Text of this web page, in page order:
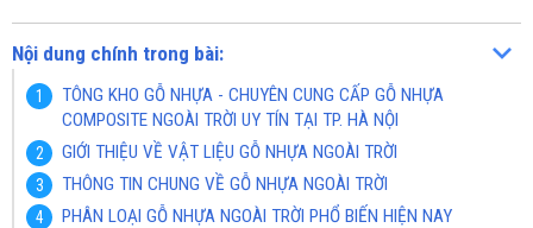
Nội dung chính trong bài:
TÔNG KHO GỖ NHỰA - CHUYÊN CUNG CẤP GỖ NHỰA
COMPOSITE NGOÀI TRỜI UY TÍN TẠI TP. HÀ NỘI
GIỚI THIỆU VỀ VẬT LIỆU GỖ NHỰA NGOÀI TRỜI
THÔNG TIN CHUNG VỀ GỖ NHỰA NGOÀI TRỜI
PHÂN LOẠI GỖ NHỰA NGOÀI TRỜI PHỔ BIẾN HIỆN NAY